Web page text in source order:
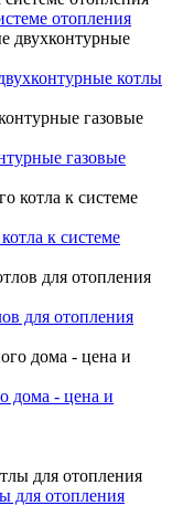
отопления
котлы
газовые
к системе
для отопления
дома - цена и
для отопления